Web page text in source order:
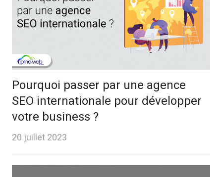
Pourquoi passer par une agence
SEO internationale pour développer
votre business ?
20 juillet 2023